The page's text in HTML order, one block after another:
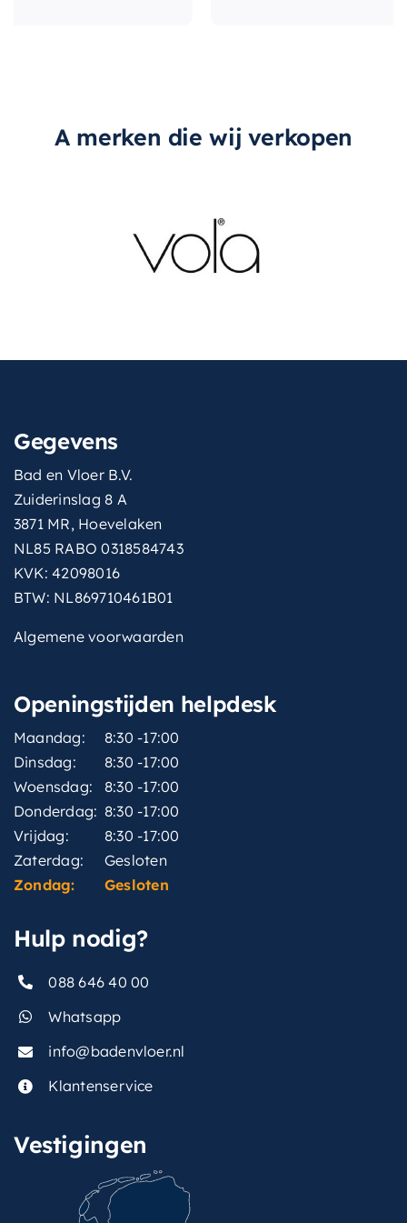
A merken die wij verkopen
Gegevens
Bad en Vloer B.V.
Zuiderinslag 8 A
3871 MR, Hoevelaken
NL85 RABO 0318584743
KVK: 42098016
BTW: NL869710461B01
Algemene voorwaarden
Openingstijden helpdesk
Maandag:
8:30 -17:00
Dinsdag:
8:30 -17:00
Woensdag:
8:30 -17:00
Donderdag: 8:30 -17:00
Vrijdag:
8:30 -17:00
Zaterdag:
Gesloten
Zondag:
Gesloten
Hulp nodig?
088 646 40 00
Whatsapp
info@badenvloer.nl
Klantenservice
Vestigingen